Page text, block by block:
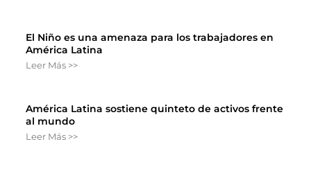
El Niño es una amenaza para los trabajadores en
América Latina
Leer Más >>
América Latina sostiene quinteto de activos frente
al mundo
Leer Más >>